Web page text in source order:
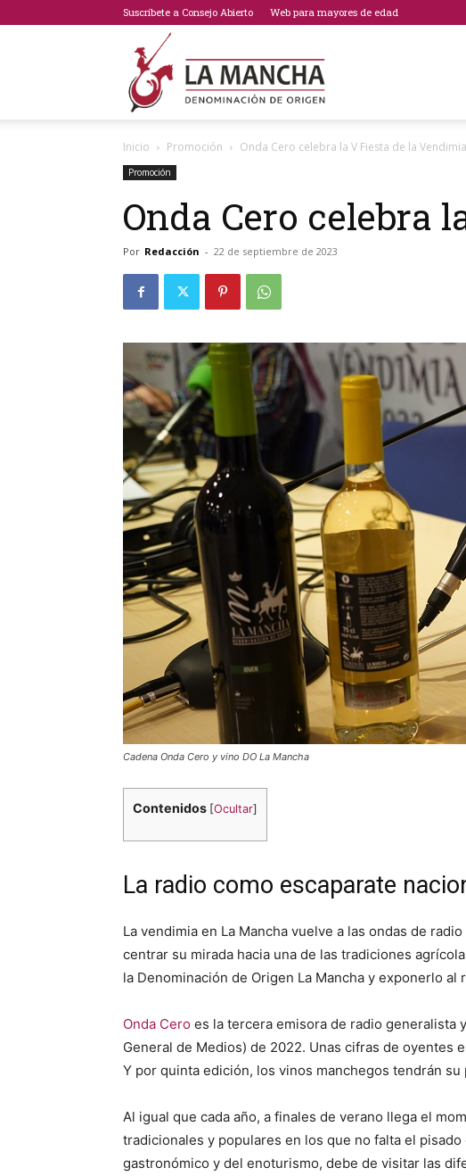
Suscríbete a Consejo Abierto Web para mayores de edad
La
Mancha
Inicio Promoción Onda Cero celebra la V Fiesta de la
Promoción
Onda Cero celebra
Por Redacción - 22 de septiembre de 2023
Cadena Onda Cero y vino DO La Mancha
Contenidos [Ocultar]
La radio como escaparate
La vendimia en La Mancha vuelve a las ondas de
centrar su mirada hacia una de las tradiciones
la Denominación de Origen La Mancha y exponerlo
Onda Cero es la tercera emisora de radio generalista
General de Medios) de 2022. Unas cifras de oyentes
Y por quinta edición, los vinos manchegos tendrán
Al igual que cada año, a finales de verano llega el
tradicionales y populares en los que no falta el
gastronómico y del enoturismo, debe de visitar las